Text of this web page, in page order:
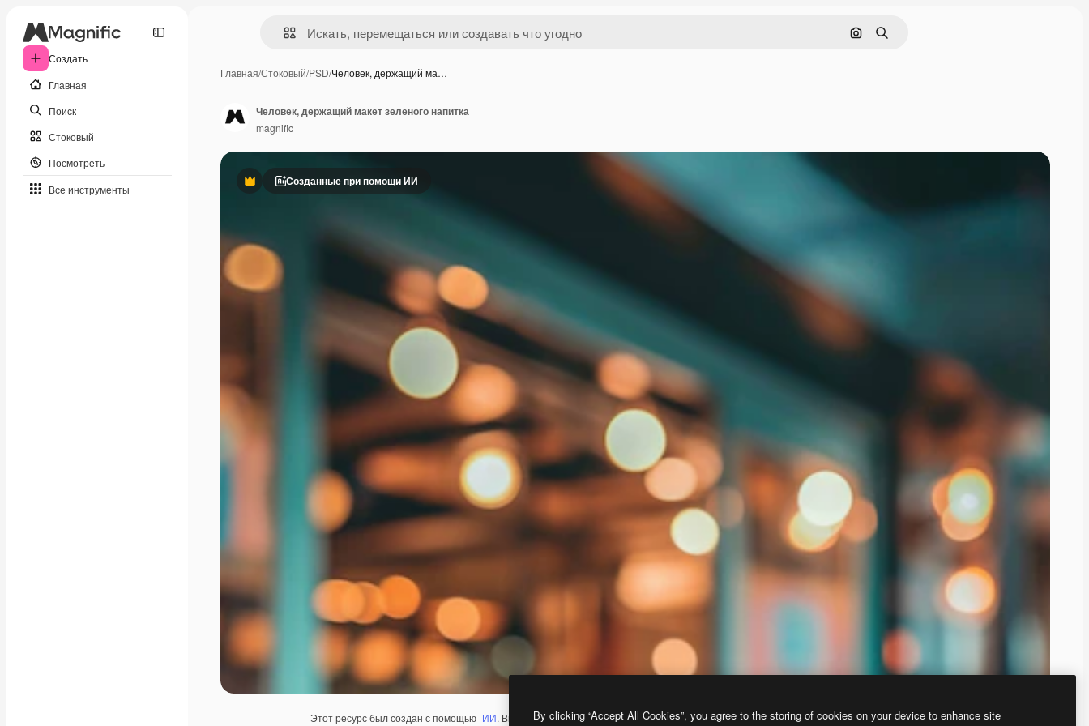
Создать
Главная
Поиск
Стоковый
Посмотреть
Все инструменты
Поиск по изображению
Поиск
Главная/Стоковый/PSD/Человек, держащий ма…
ПремиумСозданные при помощи ИИ
Этот ресурс был создан с помощью ИИ. Вы можете создать свой собственный с помощью нашего генератора изображений на основе ИИ.
Человек, держащий макет зеленого напитка
magnific
By clicking “Accept All Cookies”, you agree to the storing of cookies on your device to enhance site